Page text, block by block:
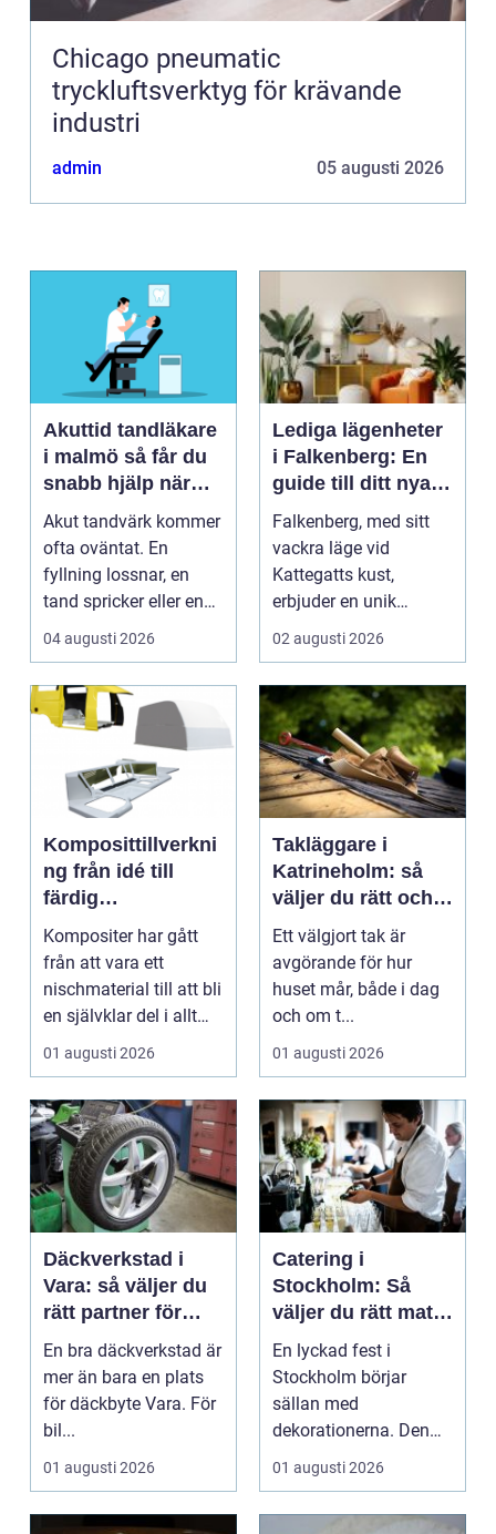
Chicago pneumatic
tryckluftsverktyg för krävande
industri
admin 05 augusti 2026
Akuttid tandläkare
i malmö så får du
snabb hjälp när
tanden gör ont
Akut tandvärk kommer
ofta oväntat. En
fyllning lossnar, en
tand spricker eller en
visdomstand svulln...
04 augusti 2026
Lediga lägenheter
i Falkenberg: En
guide till ditt nya
hem
Falkenberg, med sitt
vackra läge vid
Kattegatts kust,
erbjuder en unik
livsupplevelse för ...
02 augusti 2026
Komposittillverkni
ng från idé till
färdig
högpresterande
produkt
Kompositer har gått
från att vara ett
nischmaterial till att bli
en självklar del i allt
från vindkr...
01 augusti 2026
Takläggare i
Katrineholm: så
väljer du rätt och
får ett tak som
håller
Ett välgjort tak är
avgörande för hur
huset mår, både i dag
och om t...
01 augusti 2026
Däckverkstad i
Vara: så väljer du
rätt partner för
säker körning året
runt
En bra däckverkstad är
mer än bara en plats
för däckbyte Vara. För
bil...
01 augusti 2026
Catering i
Stockholm: Så
väljer du rätt mat
till ditt evenemang
En lyckad fest i
Stockholm börjar
sällan med
dekorationerna. Den
börjar i köket....
01 augusti 2026